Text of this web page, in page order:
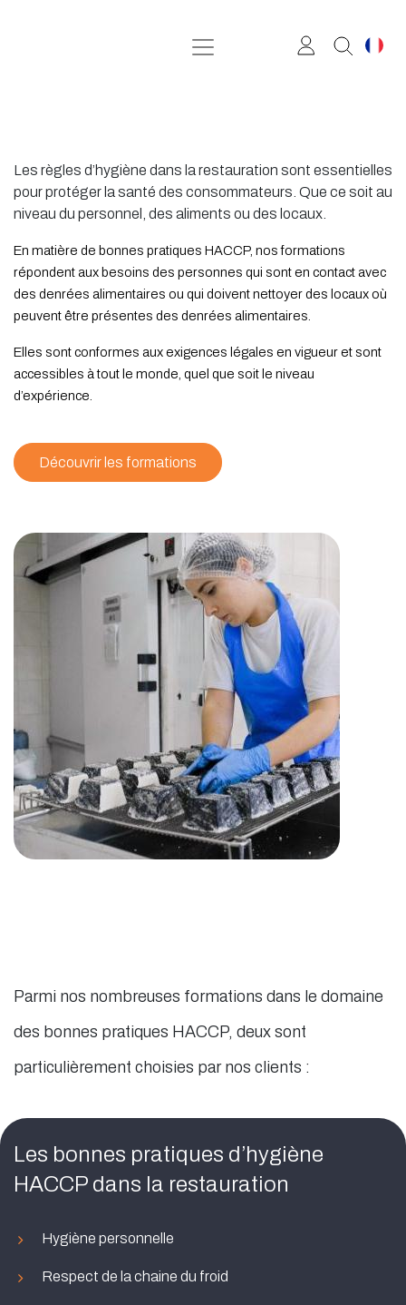
Les règles d’hygiène dans la restauration sont essentielles
pour protéger la santé des consommateurs. Que ce soit au
niveau du personnel, des aliments ou des locaux.
En matière de bonnes pratiques HACCP, nos formations
répondent aux besoins des personnes qui sont en contact avec
des denrées alimentaires ou qui doivent nettoyer des locaux où
peuvent être présentes des denrées alimentaires.
Elles sont conformes aux exigences légales en vigueur et sont
accessibles à tout le monde, quel que soit le niveau
d’expérience.
Découvrir les formations
Parmi nos nombreuses formations dans le domaine
des bonnes pratiques HACCP, deux sont
particulièrement choisies par nos clients :
Les bonnes pratiques d’hygiène
HACCP dans la restauration
Hygiène personnelle
Respect de la chaine du froid